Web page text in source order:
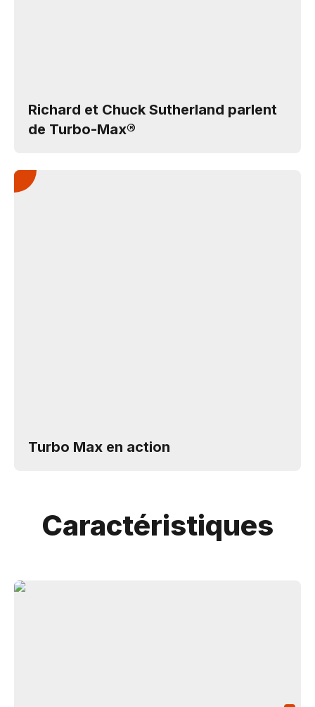
Richard et Chuck Sutherland parlent
de Turbo-Max®
Turbo Max en action
Caractéristiques